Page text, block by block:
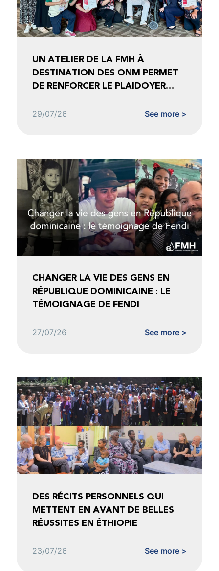
UN ATELIER DE LA FMH À
DESTINATION DES ONM PERMET
DE RENFORCER LE PLAIDOYER
29/07/26 See more >
CHANGER LA VIE DES GENS EN
RÉPUBLIQUE DOMINICAINE : LE
TÉMOIGNAGE DE FENDI
27/07/26 See more >
DES RÉCITS PERSONNELS QUI
METTENT EN AVANT DE BELLES
RÉUSSITES EN ÉTHIOPIE
23/07/26 See more >